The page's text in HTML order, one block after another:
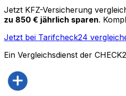
Jetzt KFZ-Versicherung
zu 850 € jährlich sparen.
Jetzt bei Tarifcheck24
Ein Vergleichsdienst der